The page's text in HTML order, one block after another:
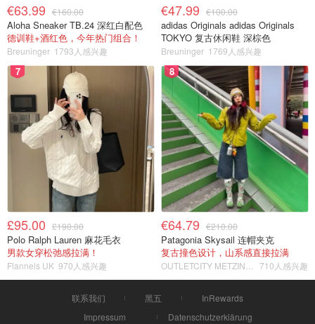
€63.99 €160.00
Aloha Sneaker TB.24 深红白配色
德训鞋+酒红色，今年热门组合！
Breuninger 1793人感兴趣
€47.99 €100.00
adidas Originals adidas Originals
TOKYO 复古休闲鞋 深棕色
Breuninger 1769人感兴趣
7
£95.00 £190.00
Polo Ralph Lauren 麻花毛衣
男款女穿松弛感拉满！
Flannels UK 970人感兴趣
8
€64.79 €210.00
Patagonia Skysail 连帽夹克
复古撞色设计，山系感直接拉满
710人感兴趣
联系我们 黑五
InRewards
Impressum
Datenschutzerklärung